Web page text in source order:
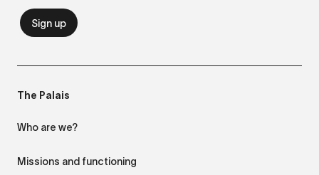
The Palais
Who are we?
Missions and functioning